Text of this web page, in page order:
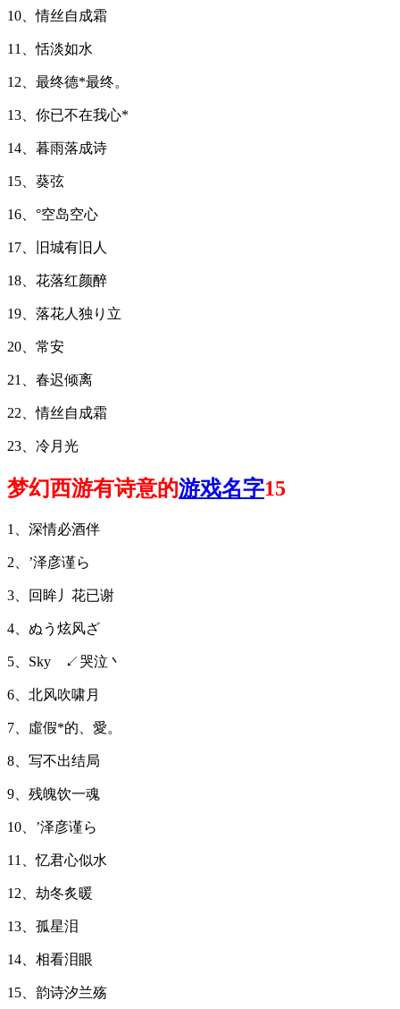
10、情丝自成霜
11、恬淡如水
12、最终德*最终。
13、你已不在我心*
14、暮雨落成诗
15、葵弦
16、°空岛空心
17、旧城有旧人
18、花落红颜醉
19、落花人独り立
20、常安
21、春迟倾离
22、情丝自成霜
23、冷月光
梦幻西游有诗意的游戏名字15
1、深情必酒伴
2、’泽彦谨ら
3、回眸丿花已谢
4、ぬう炫风ざ
5、Skyゞ↙哭泣丶
6、北风吹啸月
7、虛假*的、愛。
8、写不出结局
9、残魄饮一魂
10、’泽彦谨ら
11、忆君心似水
12、劫冬炙暖
13、孤星泪
14、相看泪眼
15、韵诗汐兰殇